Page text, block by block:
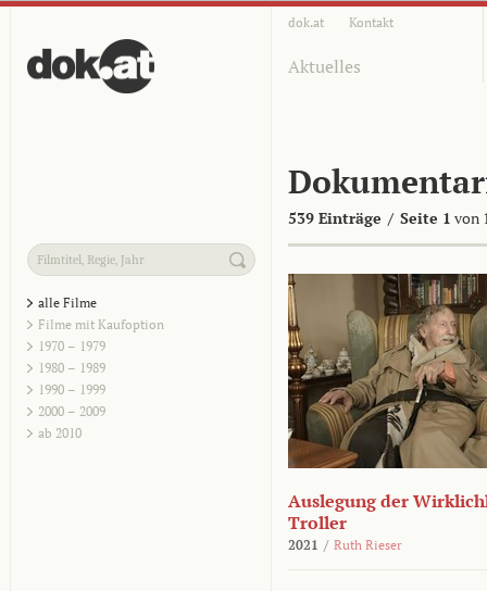
dok.at Kontakt
Aktuelles
539 Einträge / Seite 1 von
alle Filme
Filme mit Kaufoption
1970 – 1979
1980 – 1989
1990 – 1999
2000 – 2009
ab 2010
Auslegung der
Troller
2021 / Ruth Rieser